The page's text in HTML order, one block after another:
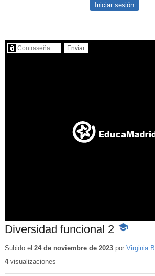
Iniciar sesión
Contenido protegido…
Diversidad funcional 2 -
educativo
Subido el 24 de noviembre de 2023por Virginia B.
4visualizaciones